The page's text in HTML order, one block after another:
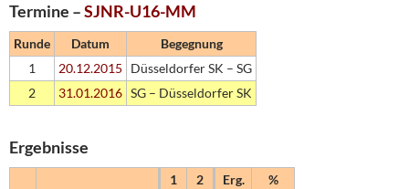
Termine –SJNR-U16-MM
Runde Datum
Begegnung
1
20.12.2015
Düsseldorfer SK – SG
2
31.01.2016 SG – Düsseldorfer SK
Ergebnisse
1 2 Erg.
%